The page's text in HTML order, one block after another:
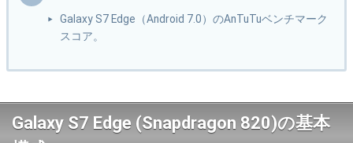
Galaxy S7 Edge（Android 7.0）のAnTuTuベンチマーク
スコア。
Galaxy S7 Edge (Snapdragon 820)の基本